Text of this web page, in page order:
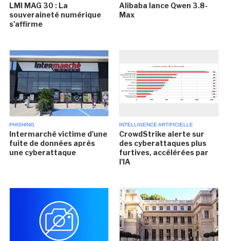
LMI MAG 30 : La
souveraineté numérique
s'affirme
Alibaba lance Qwen 3.8-
Max
PHISHING
Intermarché victime d'une
fuite de données après
une cyberattaque
INTELLIGENCE ARTIFICIELLE
CrowdStrike alerte sur
des cyberattaques plus
furtives, accélérées par
l'IA